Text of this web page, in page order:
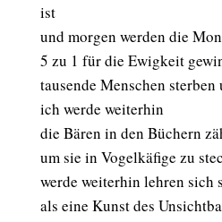
ist
und morgen werden die
5 zu 1 für die Ewigkeit
tausende Menschen sterben
ich werde weiterhin
die Bären in den Büchern
um sie in Vogelkäfige zu
werde weiterhin lehren sich
als eine Kunst des